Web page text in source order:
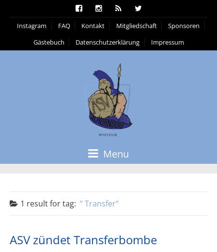
Instagram FAQ Kontakt Mitgliedschaft
Sponsoren
Gästebuch
Datenschutzerklärung Impressum
Menu
1 result fortag: Transfer
ASV zündet Transferbombe